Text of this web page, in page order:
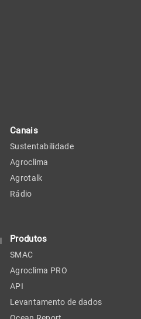
Canais
Sustentabilidade
Agroclima
Agrotalk
Rádio
Produtos
SMAC
Agroclima PRO
API
Levantamento de dados